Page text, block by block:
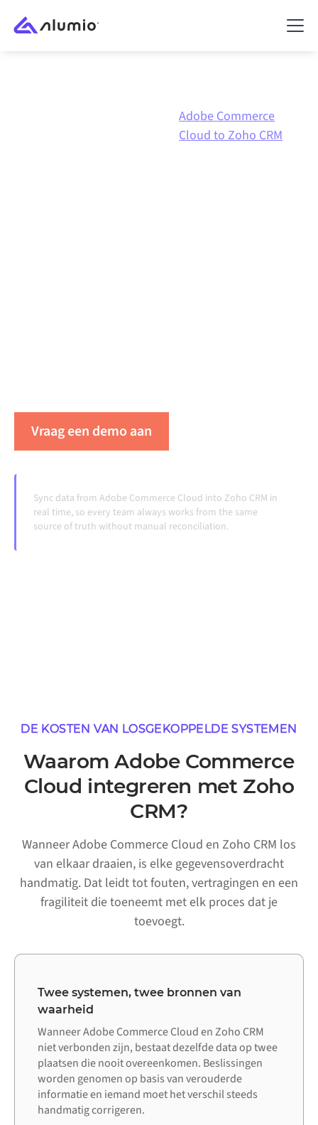
Adobe Commerce
Cloud to Zoho CRM
Vraag een demo aan
Sync data from Adobe Commerce Cloud into Zoho CRM in
real time, so every team always works from the same
source of truth without manual reconciliation.
DE KOSTEN VAN LOSGEKOPPELDE SYSTEMEN
Waarom Adobe Commerce
Cloud integreren met Zoho
CRM?
Wanneer Adobe Commerce Cloud en Zoho CRM los
van elkaar draaien, is elke gegevensoverdracht
handmatig. Dat leidt tot fouten, vertragingen en een
fragiliteit die toeneemt met elk proces dat je
toevoegt.
Twee systemen, twee bronnen van
waarheid
Wanneer Adobe Commerce Cloud en Zoho CRM
niet verbonden zijn, bestaat dezelfde data op twee
plaatsen die nooit overeenkomen. Beslissingen
worden genomen op basis van verouderde
informatie en iemand moet het verschil steeds
handmatig corrigeren.